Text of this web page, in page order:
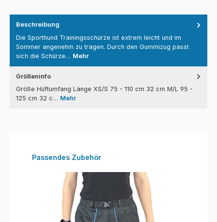
Beschreibung
Die Sporthund Trainingsschürze ist extrem leicht und im
Sommer angenehm zu tragen. Durch den Gummizug passt
sich die Schürze… Mehr
Größeninfo
Größe Hüftumfang Länge XS/S 75 - 110 cm 32 cm M/L 95 -
125 cm 32 c… Mehr
Produktgalerie überspringen
Passendes Zubehör